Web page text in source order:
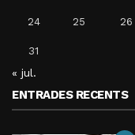
24 25 26
31
« jul.
ENTRADES RECENTS